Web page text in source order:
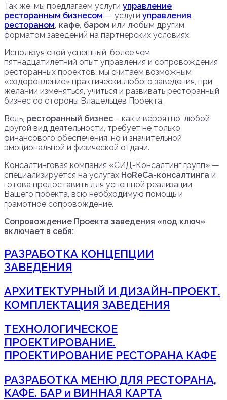
Так же, мы предлагаем услуги управление
ресторанным бизнесом — услуги управления
рестораном, кафе, баром или любым другим
форматом заведений на партнерских условиях.
Используя свой успешный, более чем
пятнадцатилетний опыт управления и сопровождения
ресторанных проектов, мы считаем возможным
«оздоровление» практически любого заведения, при
желании изменяться, учиться и развивать ресторанный
бизнес со стороны Владельцев Проекта.
Ведь, ресторанный бизнес – как и вероятно, любой
другой вид деятельности, требует не только
финансового обеспечения, но и значительной
эмоциональной и физической отдачи.
Консалтинговая компания «СИД-Консалтинг групп» —
специализируется на услугах HoReCa-консалтинга и
готова предоставить для успешной реализации
Вашего проекта, всю необходимую помощь и
грамотное сопровождение.
Сопровождение Проекта заведения «под ключ»
включает в себя:
РАЗРАБОТКА КОНЦЕПЦИИ
ЗАВЕДЕНИЯ
АРХИТЕКТУРНЫЙ И ДИЗАЙН-ПРОЕКТ.
КОМПЛЕКТАЦИЯ ЗАВЕДЕНИЯ
ТЕХНОЛОГИЧЕСКОЕ
ПРОЕКТИРОВАНИЕ.
ПРОЕКТИРОВАНИЕ РЕСТОРАНА КАФЕ
РАЗРАБОТКА МЕНЮ ДЛЯ РЕСТОРАНА,
КАФЕ. БАР и ВИННАЯ КАРТА